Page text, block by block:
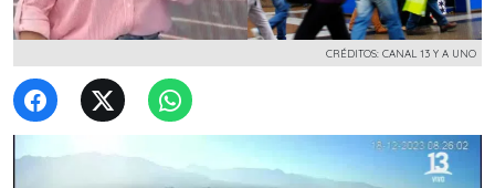
CRÉDITOS: CANAL 13 Y A UNO